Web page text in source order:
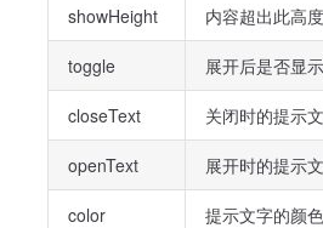
showHeight 内容超出此高
toggle 展开后是否显
closeText 关闭时的提示
openText 展开时的提示
color 提示文字的颜色